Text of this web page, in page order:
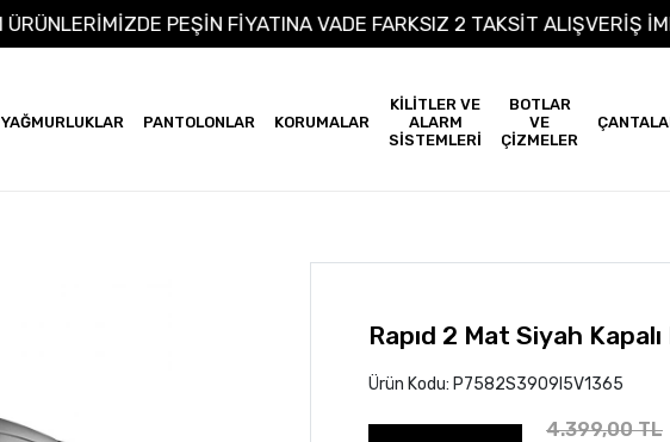
TÜM ÜRÜNLERİMİZDE PEŞİN FİYATINA VADE FARKSIZ 2 TAKSİT
YAĞMURLUKLAR PANTOLONLAR KORUMALAR
KİLİTLER VE
ALARM
SİSTEMLERİ
BOTLAR
VE
ÇİZMELER
Rapıd 2 Mat Siyah Kapalı
Ürün Kodu: P7582S3909I5V1365
4.399,00 TL